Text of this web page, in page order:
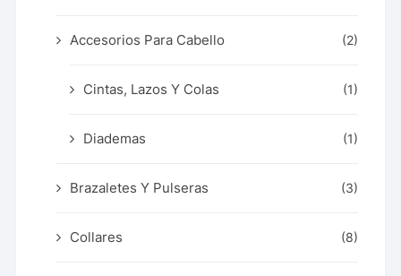
Accesorios Para Cabello (2)
Cintas, Lazos Y Colas (1)
Diademas (1)
Brazaletes Y Pulseras (3)
Collares (8)